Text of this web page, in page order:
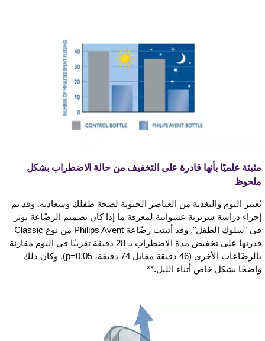
مثبتة علميًا بأنها قادرة على التخفيف من حالة الاضطراب بشكل
ملحوظ
يُعتبر النوم والتغذية من العناصر الحيوية لصحة طفلك وسعادته. وقد تم
إجراء دراسة سريرية عشوائية لمعرفة ما إذا كان تصميم الرضّاعة يؤثر
في "سلوك الطفل". وقد أثبتت رضّاعة Philips Avent من نوع Classic
قدرتها على تخفيض مدة الاضطراب بـ 28 دقيقة تقريبًا في اليوم مقارنة
بالرضّاعات الأخرى (46 دقيقة مقابل 74 دقيقة، p=0.05). وكان ذلك
واضحًا بشكل خاص أثناء الليل.**